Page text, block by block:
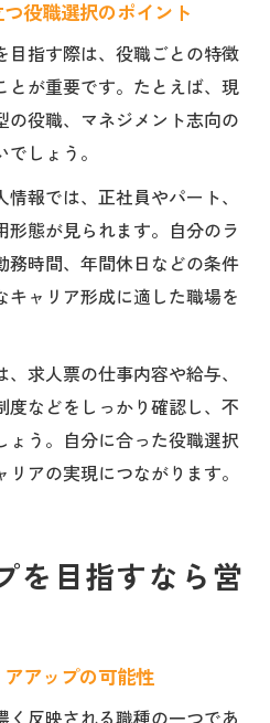
役職選択のポイント
目指す際は、役職ごとの特徴
とが重要です。たとえば、現
の役職、マネジメント志向の
しょう。
報では、正社員やパート、
形態が見られます。自分のラ
務時間、年間休日などの条件
キャリア形成に適した職場を
求人票の仕事内容や給与、
度などをしっかり確認し、不
ょう。自分に合った役職選択
アの実現につながります。
を目指すなら営
アップの可能性